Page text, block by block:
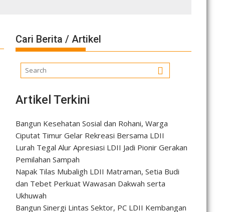
Cari Berita / Artikel
Artikel Terkini
Bangun Kesehatan Sosial dan Rohani, Warga
Ciputat Timur Gelar Rekreasi Bersama LDII
Lurah Tegal Alur Apresiasi LDII Jadi Pionir Gerakan
Pemilahan Sampah
Napak Tilas Mubaligh LDII Matraman, Setia Budi
dan Tebet Perkuat Wawasan Dakwah serta
Ukhuwah
Bangun Sinergi Lintas Sektor, PC LDII Kembangan